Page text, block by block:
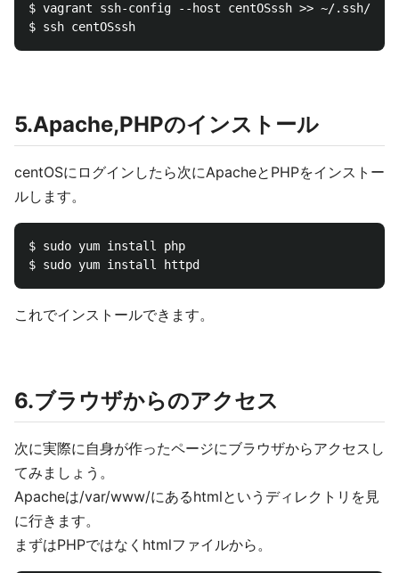
$ vagrant ssh-config --host centOSssh >> ~/.ssh/
5.Apache,PHPのインストール
centOSにログインしたら次にApacheとPHPをインストー
ルします。
$ sudo yum install php
これでインストールできます。
6.ブラウザからのアクセス
次に実際に自身が作ったページにブラウザからアクセスし
てみましょう。
Apacheは/var/www/にあるhtmlというディレクトリを見
に行きます。
まずはPHPではなくhtmlファイルから。